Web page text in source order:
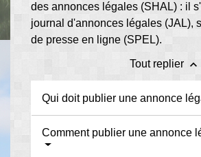
des annonces légales (SHAL) : il
journal d'annonces légales (JAL),
de presse en ligne (SPEL).
Tout replier keyboard_arrow_up
Qui doit publier une annonce
Comment publier une annonce